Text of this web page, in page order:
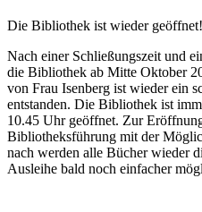
Die Bibliothek ist wieder geöffnet!
Nach einer Schließungszeit und
die Bibliothek ab Mitte Oktober
von Frau Isenberg ist wieder ein
entstanden. Die Bibliothek ist
10.45 Uhr geöffnet. Zur
Bibliotheksführung mit der
nach werden alle Bücher wieder
Ausleihe bald noch einfacher